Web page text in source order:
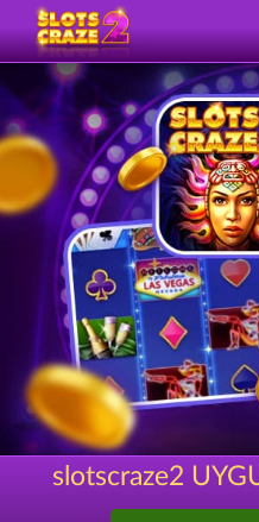
slotscraze2